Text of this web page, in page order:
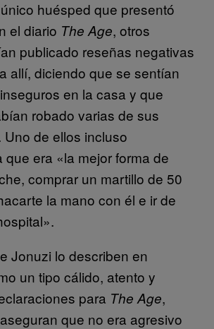
huésped que presentó
el diario The Age, otros
publicado reseñas negativas
allí, diciendo que se sentían
en la casa y que
robado varias de sus
de ellos incluso
que era «la mejor forma de
comprar un martillo de 50
la mano con él e ir de
Jonuzi lo describen en
un tipo cálido, atento y
para The Age,
que no era agresivo